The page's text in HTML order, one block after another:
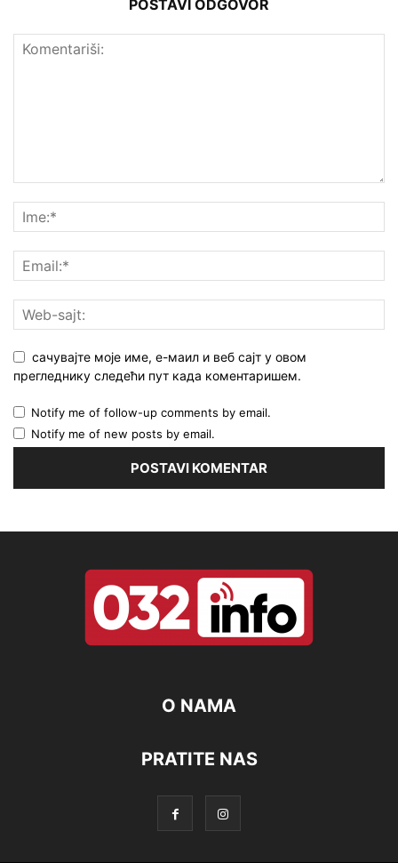
POSTAVI ODGOVOR
сачувајте моје име, е-маил и веб сајт у овом
прегледнику следећи пут када коментаришем.
Notify me of follow-up comments by email.
Notify me of new posts by email.
O NAMA
PRATITE NAS